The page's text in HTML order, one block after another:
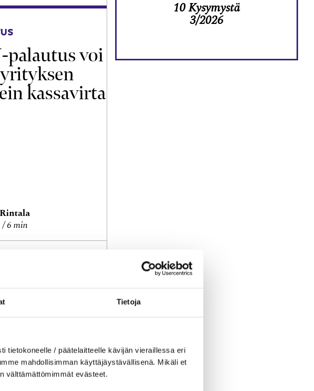
Tietoja
tietokoneelle / päätelaitteelle kävijän vieraillessa eri
mahdollisimman käyttäjäystävällisenä. Mikäli et
välttämättömimmät evästeet.
palautus voi
kassavirta
6 min
10 Kysymystä
3/2026